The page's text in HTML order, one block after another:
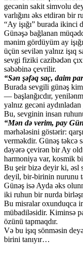
gecənin sakit simvolu
varlığını əks etdirən bir
“Ay işığı” burada ikinci
Günəşə bağlanan
mənim gördüyüm ay
üçün sevilən yalnız işıq
sevgi fiziki cazibədən
səbəbinə çevrilir.
“Sən şəfəq saç, daim
Burada sevgili günəş
— başlanğıcdır,
yalnız gecəni
Bu, sevginin insan
“Mən də verim, pay
mərhələsini göstərir:
verməkdir. Günəş təkcə
dəyərə çevirən bir Ay
harmoniya var, kosmik
Bu şeir bizə deyir ki, əsl
deyil, bir-birinin nurunu
Günəş isə Ayda əks
iki ruhun bir nurda
Bu misralar oxunduqca
mübadiləsidir. Kiminsə
özünü tapmaqdır.
Və bu işıq sönməsin
birini tanıyır…